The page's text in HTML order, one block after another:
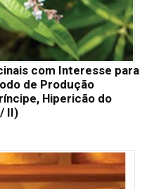
com Interesse para
de Produção
Hipericão do
II)